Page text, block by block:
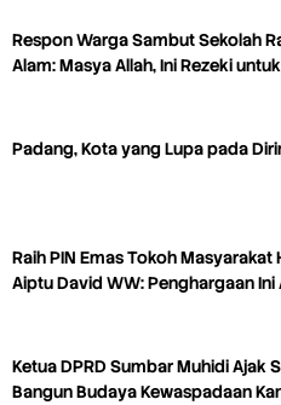
Respon Warga Sambut Sekolah
Alam: Masya Allah, Ini Rezeki
Padang, Kota yang Lupa pada
Raih PIN Emas Tokoh Masyarakat
Aiptu David WW: Penghargaan Ini
Ketua DPRD Sumbar Muhidi Ajak
Bangun Budaya Kewaspadaan